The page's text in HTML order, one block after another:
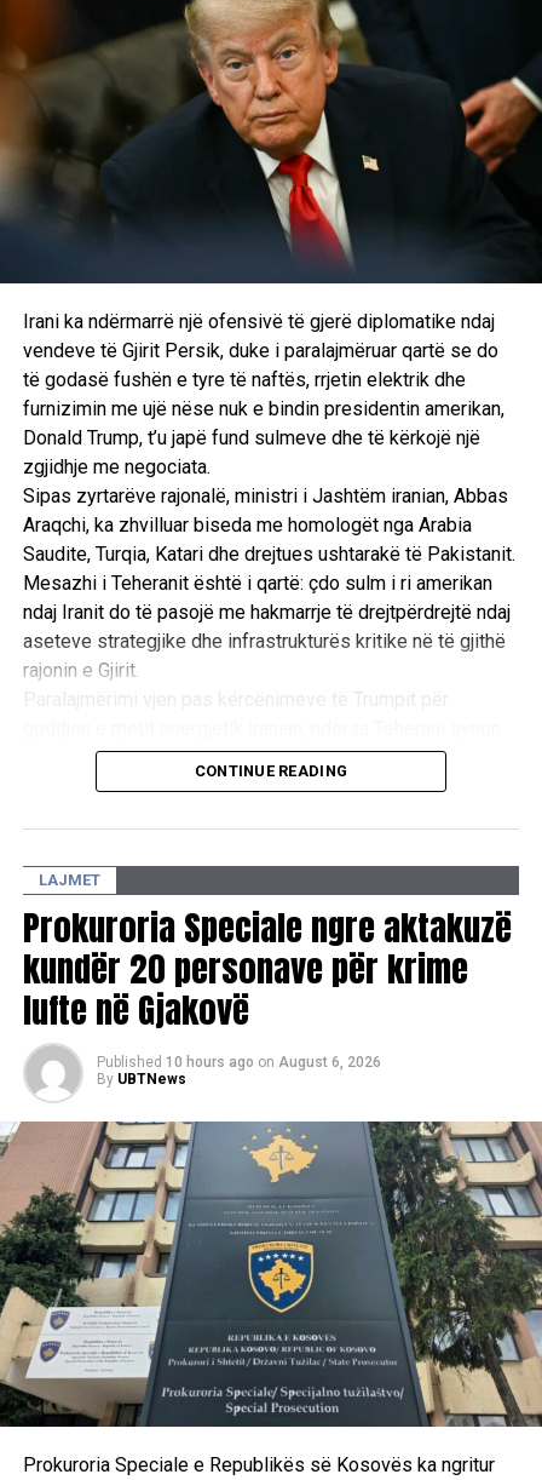
Në një deklaratë me video, Netanyahu tha se Izraeli është
“në luftë me Hezbollahun” dhe se ushtria është urdhëruar
t’i japë grupit “goditje të forta”.
Ai shtoi se ofensiva izraelite kundër Hezbollahut ka
eliminuar mbi 600 militantë gjatë javëve të fundit dhe
paralajmëroi shtim të intensitetit të sulmeve.
Dy ministra izraelitë të së djathtës ekstreme, Bezalel
Smotrich dhe Itamar Ben-Gvir, kanë bërë thirrje për zgjerim
/BBC/
RELATED TOPICS:
UP NEXT
Katër të vdekur pasi treni godet autobusin e shkollës në
Belgjikë
Shqipëria dhe BE nisin fazën e mbylljes së negociatave
në Bruksel
Irani ka ndërmarrë një ofensivë të gjerë diplomatike ndaj
vendeve të Gjirit Persik, duke i paralajmëruar qartë se do
të godasë fushën e tyre të naftës, rrjetin elektrik dhe
furnizimin me ujë nëse nuk e bindin presidentin amerikan,
Donald Trump, t’u japë fund sulmeve dhe të kërkojë një
zgjidhje me negociata.
Sipas zyrtarëve rajonalë, ministri i Jashtëm iranian, Abbas
Araqchi, ka zhvilluar biseda me homologët nga Arabia
Saudite, Turqia, Katari dhe drejtues ushtarakë të Pakistanit.
Mesazhi i Teheranit është i qartë: çdo sulm i ri amerikan
ndaj Iranit do të pasojë me hakmarrje të drejtpërdrejtë ndaj
aseteve strategjike dhe infrastrukturës kritike në të gjithë
rajonin e Gjirit.
ta përdorë rrezikun e një tronditjeje të madhe ekonomike
globale si mjet trysnie për të shmangur përshkallëzimin
CONTINUE READING
LAJMET
Prokuroria Speciale ngre aktakuzë
kundër 20 personave për krime
lufte në Gjakovë
Published 10 hours ago on August 6, 2026
By UBTNews
Prokuroria Speciale e Republikës së Kosovës ka ngritur